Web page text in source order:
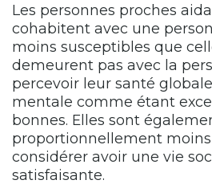
Les personnes proches
cohabitent avec une
moins susceptibles que
demeurent pas avec la
percevoir leur santé
mentale comme étant
bonnes. Elles sont
proportionnellement
considérer avoir une vie
satisfaisante.